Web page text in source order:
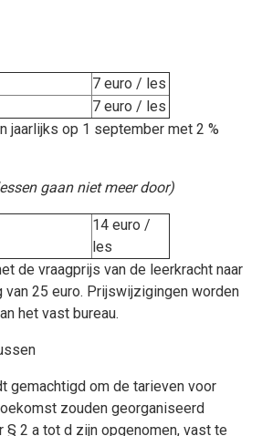
7 euro / les
7 euro / les
jaarlijks op 1 september met 2 %
gaan niet meer door)
14 euro /
les
de vraagprijs van de leerkracht naar
van 25 euro. Prijswijzigingen worden
het vast bureau.
gemachtigd om de tarieven voor
zouden georganiseerd
§ 2 a tot d zijn opgenomen, vast te